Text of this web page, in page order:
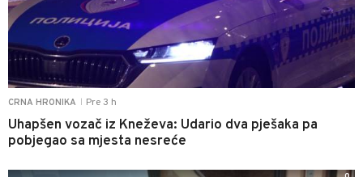
CRNA HRONIKA Pre 3 h
Uhapšen vozač iz Kneževa: Udario dva pješaka pa
pobjegao sa mjesta nesreće